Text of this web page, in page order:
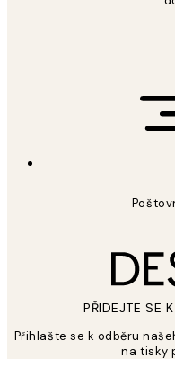
PŘIDEJTE SE
Přihlašte se k odběru
na tisky